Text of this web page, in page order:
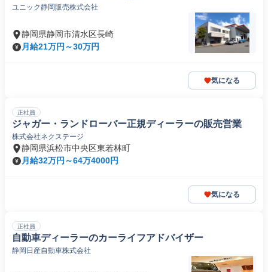
ユニック静岡販売株式会社
静岡県静岡市清水区長崎
月給21万円～30万円
気になる
正社員
ジャガー・ランドローバー正規ディーラーの販売営業
株式会社ネクステージ
静岡県浜松市中央区東若林町
月給32万円～64万4000円
気になる
正社員
自動車ディーラーのカーライフアドバイザー
静岡日産自動車株式会社